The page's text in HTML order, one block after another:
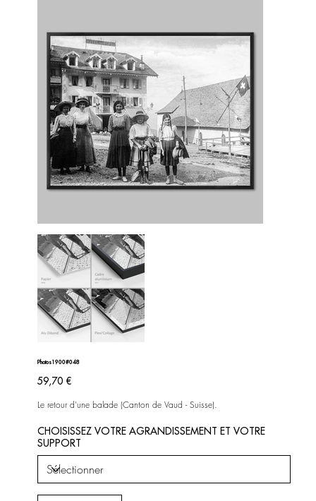
Photos1900#048
Prix
59,70 €
Le retour d'une balade (Canton de Vaud - Suisse).
CHOISISSEZ VOTRE AGRANDISSEMENT ET VOTRE
SUPPORT